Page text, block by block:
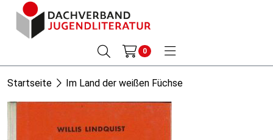
0
Startseite Im Land der weißen Füchse